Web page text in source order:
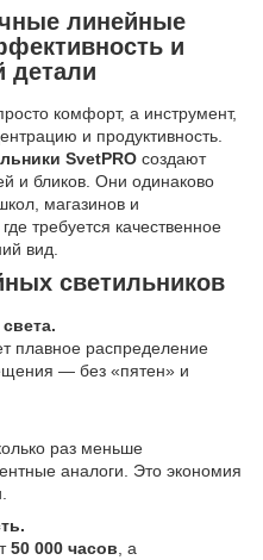
линейные
и
детали
комфорт, а инструмент,
и продуктивность.
SvetPRO создают
и бликов. Они одинаково
магазинов и
требуется качественное
вид.
светильников
плавное распределение
— без «пятен» и
раз меньше
аналоги. Это экономия
50 000 часов , а